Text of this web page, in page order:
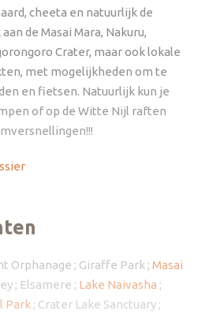
cheeta en natuurlijk de
de Masai Mara, Nakuru,
Crater, maar ook lokale
met mogelijkheden om te
en fietsen. Natuurlijk kun je
of op de Witte Nijl raften
Orphanage ; Giraffe Park ; Masai
; Elsamere ; Lake Naivasha ;
Park ; Crater Lake Sanctuary ;